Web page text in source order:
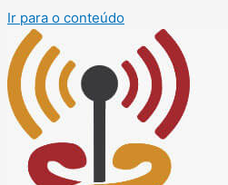
Ir para o conteúdo